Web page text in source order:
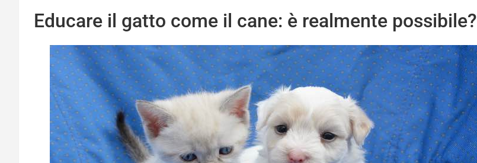
Educare il gatto come il cane: è realmente possibile?